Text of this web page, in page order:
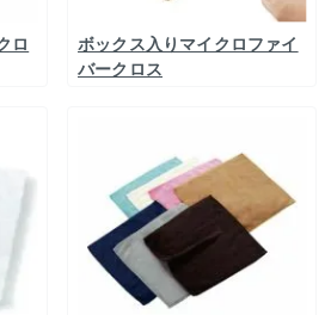
ロ
ボックス入りマイクロファイ
バークロス